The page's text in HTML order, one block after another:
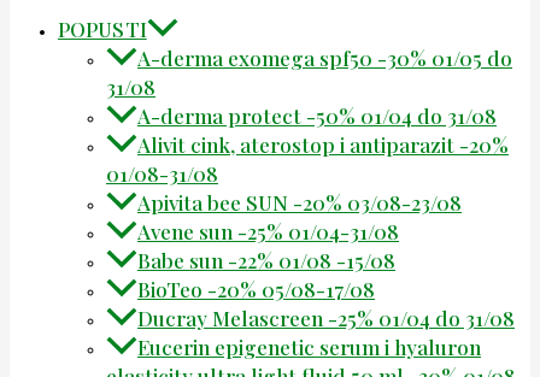
POPUSTI
A-derma exomega spf50 -30% 01/05 do
31/08
A-derma protect -50% 01/04 do 31/08
Alivit cink, aterostop i antiparazit -20%
01/08-31/08
Apivita bee SUN -20% 03/08-23/08
Avene sun -25% 01/04-31/08
Babe sun -22% 01/08 -15/08
BioTeo -20% 05/08-17/08
Ducray Melascreen -25% 01/04 do 31/08
Eucerin epigenetic serum i hyaluron